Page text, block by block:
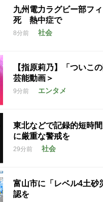
九州電力ラグビー部フ
死 熱中症で
8分前 社会
【指原莉乃】「ついこ
芸能動画＞
9分前 エンタメ
東北などで記録的短時
に厳重な警戒を
29分前 社会
富山市に「レベル4土
認を